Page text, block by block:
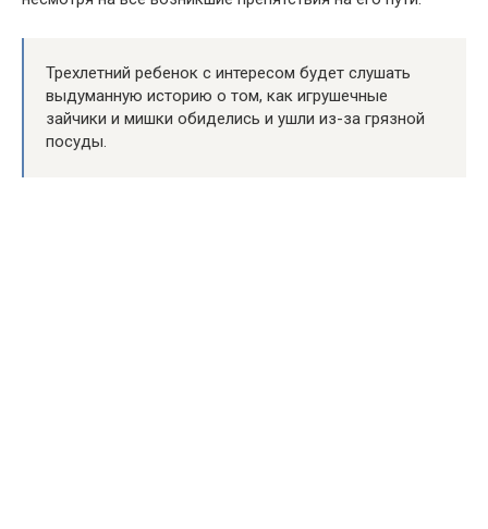
Трехлетний ребенок с интересом будет слушать
выдуманную историю о том, как игрушечные
зайчики и мишки обиделись и ушли из-за грязной
посуды.